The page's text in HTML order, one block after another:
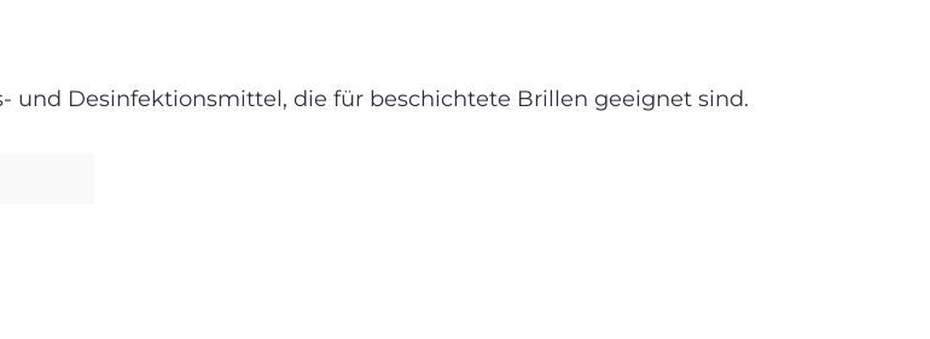
und Desinfektionsmittel, die für beschichtete Brillen geeignet sind.